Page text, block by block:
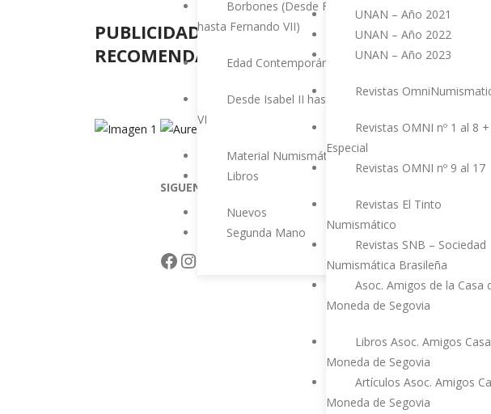
Borbones (Desde Felipe V
hasta Fernando VII)
Edad Contemporánea
Desde Isabel II hasta Felipe
VI
Material Numismático
Libros
Nuevos
Segunda Mano
UNAN – Año 2021
UNAN – Año 2022
UNAN – Año 2023
Revistas
Revistas OMNI nº 1 al 8 +
Especial
Revistas OMNI nº 9 al 17
Revistas El Tinto
Numismático
Revistas SNB – Sociedad
Numismática Brasileña
Asoc. Amigos de la Casa
Moneda de Segovia
Libros Asoc. Amigos
Moneda de Segovia
Artículos Asoc. Amigos
Moneda de Segovia
PUBLICIDAD
RECOMENDADA
SIGUENOS EN
Facebook
Instagram